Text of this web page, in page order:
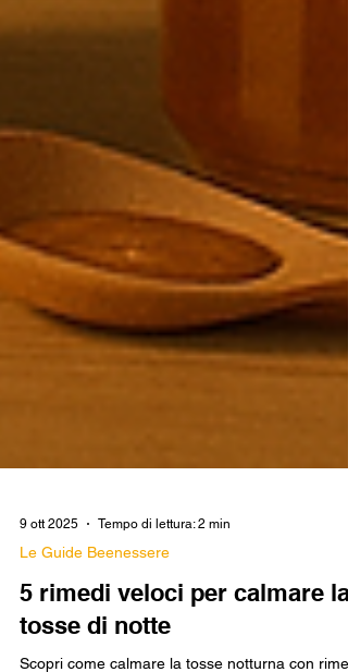
9 ott 2025 Tempo di lettura: 2 min